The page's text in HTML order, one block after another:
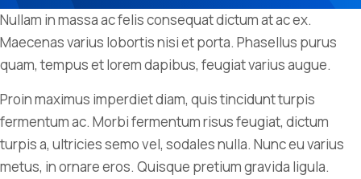
Nullam in massa ac felis consequat dictum at ac ex.
Maecenas varius lobortis nisi et porta. Phasellus purus
quam, tempus et lorem dapibus, feugiat varius augue.
Proin maximus imperdiet diam, quis tincidunt turpis
fermentum ac. Morbi fermentum risus feugiat, dictum
turpis a, ultricies semo vel, sodales nulla. Nunc eu varius
metus, in ornare eros. Quisque pretium gravida ligula.